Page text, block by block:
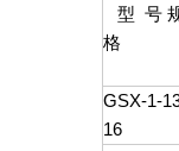
型 号
格
GSX-1-
16